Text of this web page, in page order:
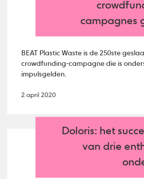
campagnes
BEAT Plastic Waste is de 250ste
crowdfunding-campagne die is
impulsgelden.
2 april 2020
Doloris: het
van drie